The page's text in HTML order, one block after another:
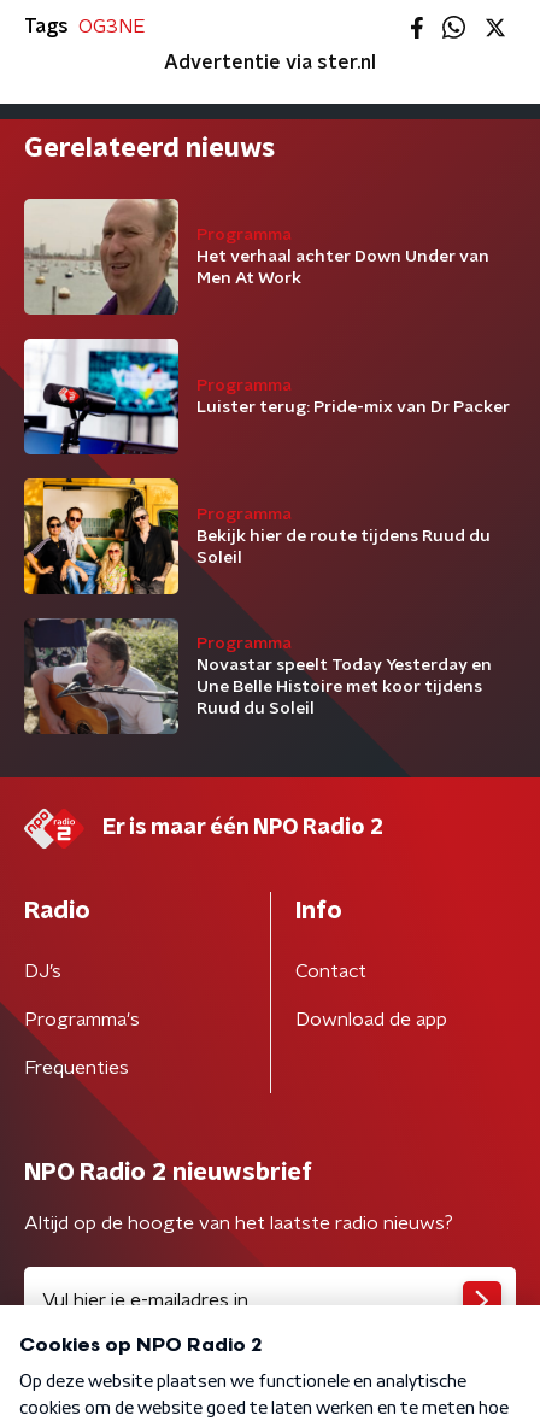
Tags OG3NE
Advertentie via ster.nl
Gerelateerd nieuws
Programma
Het verhaal achter Down Under van
Men At Work
Programma
Luister terug: Pride-mix van Dr Packer
Programma
Bekijk hier de route tijdens Ruud du
Soleil
Programma
Novastar speelt Today Yesterday en
Une Belle Histoire met koor tijdens
Ruud du Soleil
Er is maar één NPO Radio 2
Radio
DJ’s
Programma's
Frequenties
Info
Contact
Download de app
NPO Radio 2 nieuwsbrief
Altijd op de hoogte van het laatste radio nieuws?